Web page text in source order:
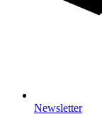
Newsletter